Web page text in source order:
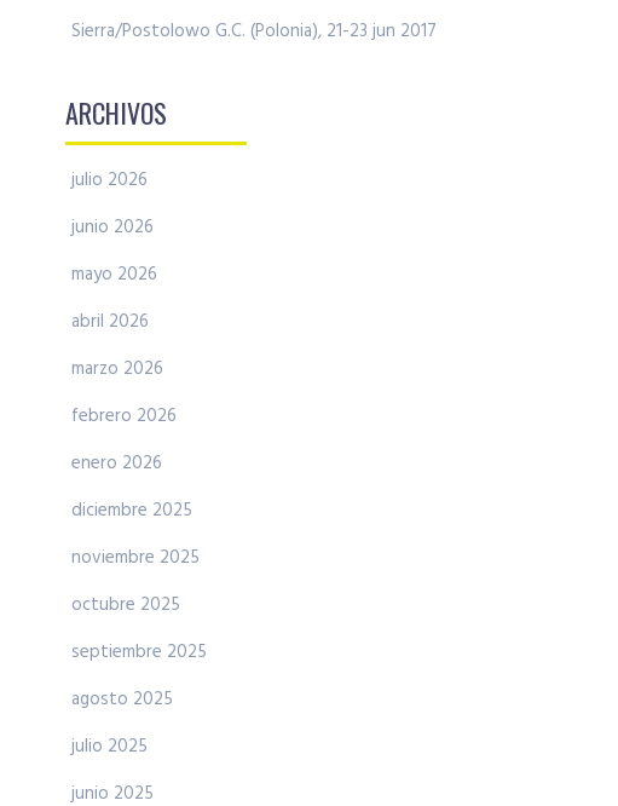
Sierra/Postolowo G.C. (Polonia), 21-23 jun 2017
ARCHIVOS
julio 2026
junio 2026
mayo 2026
abril 2026
marzo 2026
febrero 2026
enero 2026
diciembre 2025
noviembre 2025
octubre 2025
septiembre 2025
agosto 2025
julio 2025
junio 2025